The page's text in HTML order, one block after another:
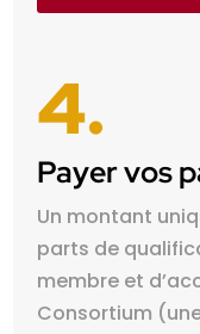
4.
Payer vos
Un montant
parts de
membre et
Consortium